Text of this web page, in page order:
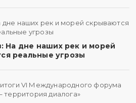
На дне наших рек и морей
реальные угрозы